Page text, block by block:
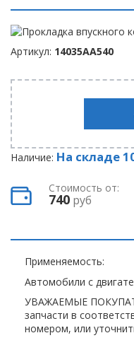
Артикул: 14035AA540
Наличие: На складе
Стоимость от:
740 руб
Применяемость:
Автомобили с
УВАЖАЕМЫЕ
запчасти в
номером, или